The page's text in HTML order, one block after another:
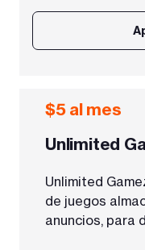
$5 al mes
Unlimited
Unlimited
de juegos
anuncios, para